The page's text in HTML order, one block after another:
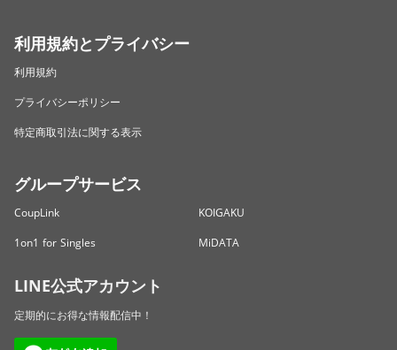
利用規約とプライバシー
利用規約
プライバシーポリシー
特定商取引法に関する表示
グループサービス
CoupLink
KOIGAKU
1on1 for Singles
MiDATA
LINE公式アカウント
定期的にお得な情報配信中！